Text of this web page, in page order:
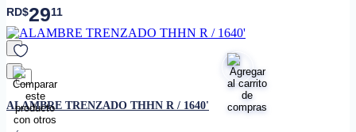
RD$2911
favorito
ALAMBRE TRENZADO THHN R / 1640'